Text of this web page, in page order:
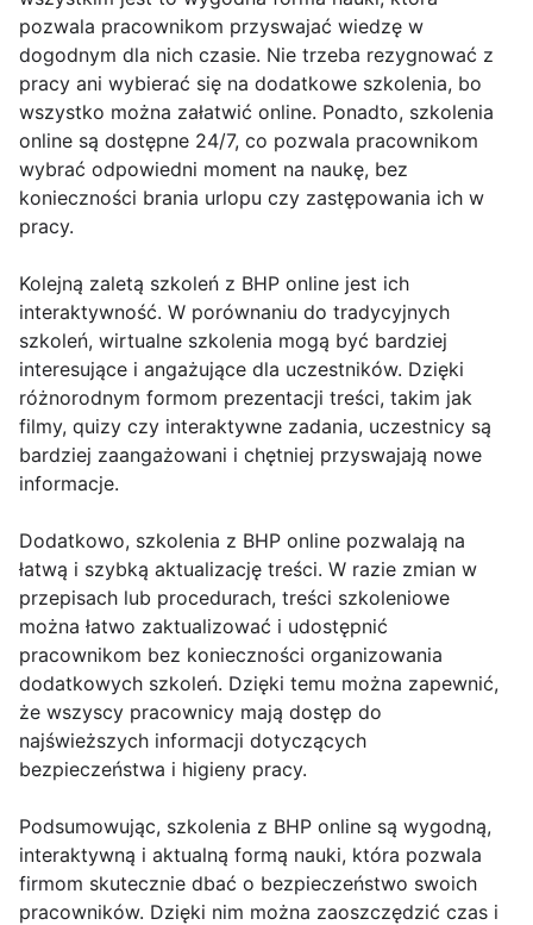
pozwala pracownikom przyswajać wiedzę w
dogodnym dla nich czasie. Nie trzeba rezygnować z
pracy ani wybierać się na dodatkowe szkolenia, bo
wszystko można załatwić online. Ponadto, szkolenia
online są dostępne 24/7, co pozwala pracownikom
wybrać odpowiedni moment na naukę, bez
konieczności brania urlopu czy zastępowania ich w
pracy.
Kolejną zaletą szkoleń z BHP online jest ich
interaktywność. W porównaniu do tradycyjnych
szkoleń, wirtualne szkolenia mogą być bardziej
interesujące i angażujące dla uczestników. Dzięki
różnorodnym formom prezentacji treści, takim jak
filmy, quizy czy interaktywne zadania, uczestnicy są
bardziej zaangażowani i chętniej przyswajają nowe
informacje.
Dodatkowo, szkolenia z BHP online pozwalają na
łatwą i szybką aktualizację treści. W razie zmian w
przepisach lub procedurach, treści szkoleniowe
można łatwo zaktualizować i udostępnić
pracownikom bez konieczności organizowania
dodatkowych szkoleń. Dzięki temu można zapewnić,
że wszyscy pracownicy mają dostęp do
najświeższych informacji dotyczących
bezpieczeństwa i higieny pracy.
Podsumowując, szkolenia z BHP online są wygodną,
interaktywną i aktualną formą nauki, która pozwala
firmom skutecznie dbać o bezpieczeństwo swoich
pracowników. Dzięki nim można zaoszczędzić czas i